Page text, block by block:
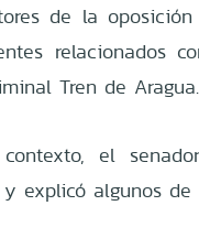
de la
relacionados
Tren de Aragua.
el
explicó algunos